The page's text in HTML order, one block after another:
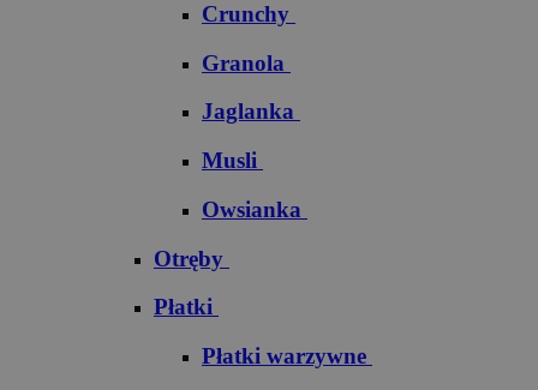
Crunchy
Granola
Jaglanka
Musli
Owsianka
Otręby
Płatki
Płatki warzywne